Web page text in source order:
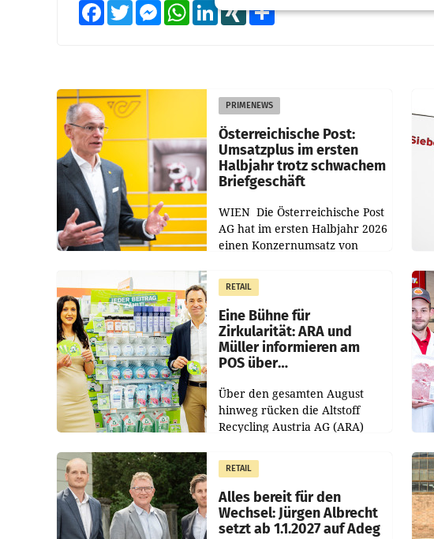
FacebookTwitter MessengerWhatsApp
PRIMENEWS
Österreichische Post:
Umsatzplus im ersten
Halbjahr trotz schwachem
Briefgeschäft
WIEN Die Österreichische Post
AG hat im ersten Halbjahr 2026
einen Konzernumsatz von
erwirtschaftet, was einem Plus
von 3,8 Prozent gegenüber
dem Vergleichszeitraum
RETAIL
Eine Bühne für
Zirkularität: ARA und
Müller informieren am
POS über
Über den gesamten August
hinweg rücken die Altstoff
Recycling Austria AG (ARA)
Müller die Initiative „Kreislauf-
Helden“ in allen
österreichischen Müller-Filialen
RETAIL
Alles bereit für den
Wechsel: Jürgen Albrecht
setzt ab 1.1.2027 auf Adeg